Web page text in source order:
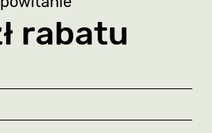
rabatu